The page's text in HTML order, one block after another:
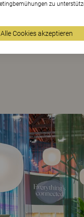
zu
Alle Cookies akzeptieren